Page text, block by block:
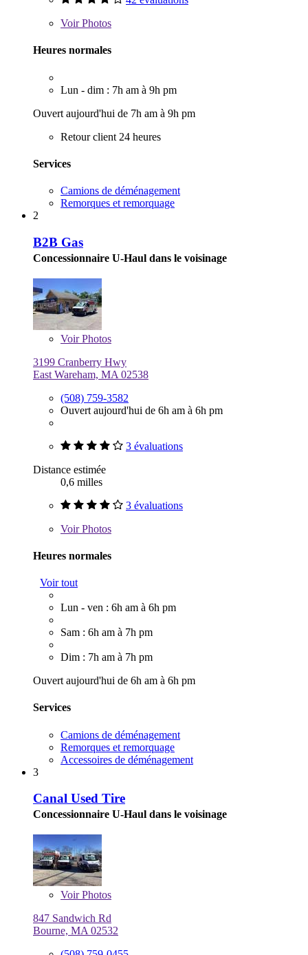
VoirPhotos
Heures normales
Lun - dim : 7h am à 9h pm
Ouvert aujourd'hui de 7h am à 9h pm
Retour client 24 heures
Services
Camions de déménagement
Remorques et remorquage
2
B2B Gas
Concessionnaire U-Haul dans le voisinage
VoirPhotos
3199 Cranberry Hwy
East Wareham, MA 02538
(508) 759-3582
Ouvert aujourd'hui de 6h am à 6h pm
3 évaluations
Distance estimée
0,6 milles
3 évaluations
VoirPhotos
Heures normales
Voir tout
Lun - ven : 6h am à 6h pm
Sam : 6h am à 7h pm
Dim : 7h am à 7h pm
Ouvert aujourd'hui de 6h am à 6h pm
Services
Camions de déménagement
Remorques et remorquage
Accessoires de déménagement
3
Canal Used Tire
Concessionnaire U-Haul dans le voisinage
VoirPhotos
847 Sandwich Rd
Bourne, MA 02532